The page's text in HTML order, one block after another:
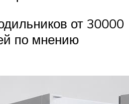
от 30000
по мнению